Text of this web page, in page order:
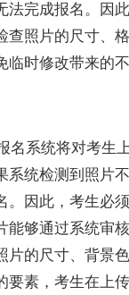
法完成报名。因
查照片的尺寸、
时修改带来的不
名系统将对考生
系统检测到照片
。因此，考生必
能够通过系统审
片的尺寸、背景
要素，考生在上